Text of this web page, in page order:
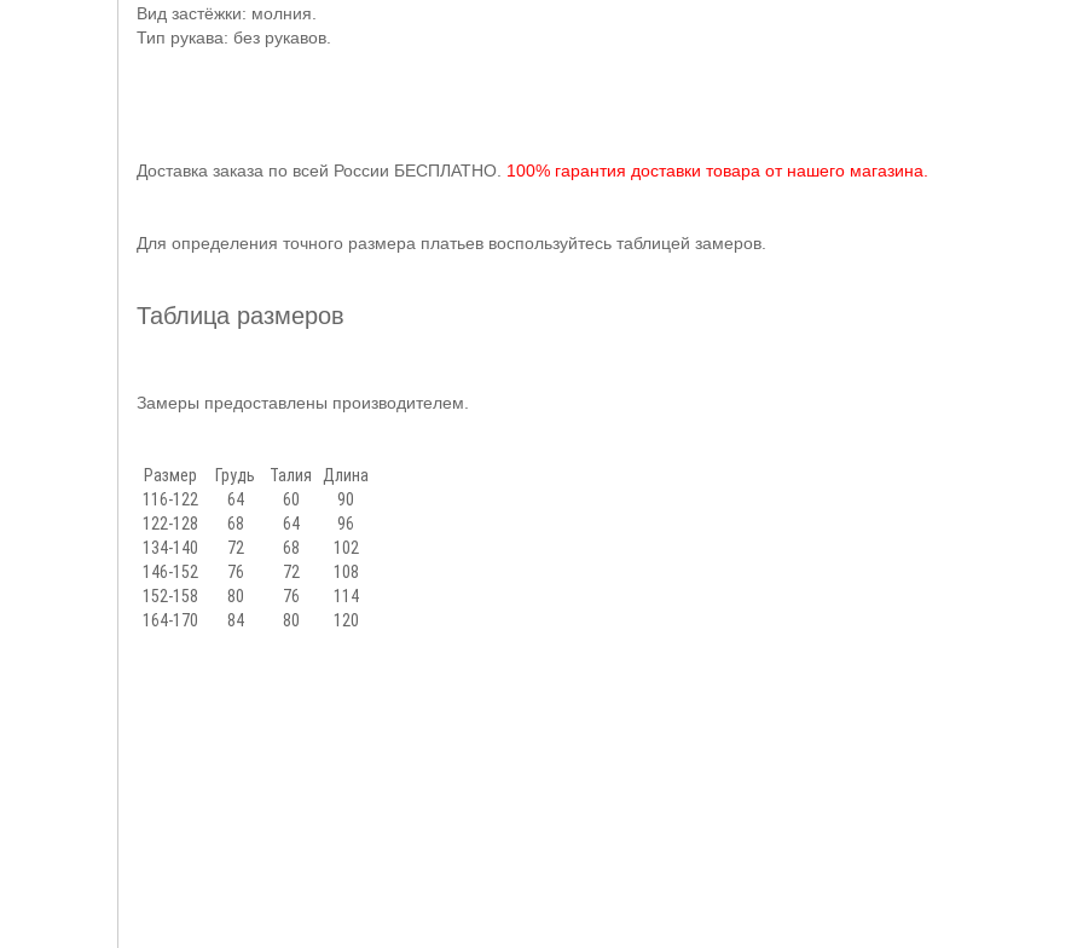
Вид застёжки: молния.
Тип рукава: без рукавов.
Доставка заказа по всей России БЕСПЛАТНО. 100% гарантия доставки товара от нашего магазина.
Для определения точного размера платьев воспользуйтесь таблицей замеров.
Таблица размеров
Замеры предоставлены производителем.
Размер Грудь Талия
Длина
116-122
64 60
90
122-128
68 64
96
134-140
72 68
102
146-152
76 72
108
152-158
80 76
114
164-170
84 80 120